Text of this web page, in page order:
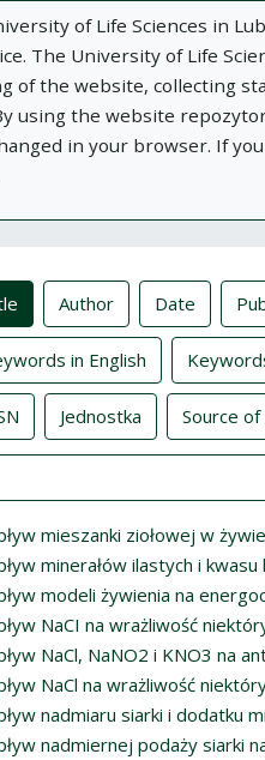
of Life Sciences in
The University of Life
of the website, collecting
using the website
in your browser. If
Lublin
Author Date
in English
Jednostka Source
mieszanki ziołowej w
minerałów ilastych i
modeli żywienia na
NaCI na wrażliwość
NaCl, NaNO2 i KNO3 na
NaCl na wrażliwość
nadmiaru siarki i dodatku
nadmiernej podaży siarki